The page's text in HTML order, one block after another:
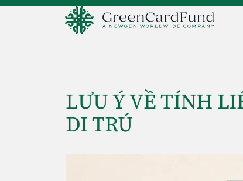
LƯU Ý VỀ TÍNH
DI TRÚ